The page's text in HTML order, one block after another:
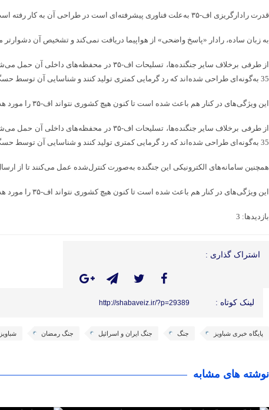
قدرت رادارگریزی اف-۳۵ به‌علت فناوری پیشرفته‌ای است در طراحی آن به کار رفته است؛ شکل این جنگنده به‌گونه‌ای مهندسی شده که امواج رادار را به‌جای بازگشت مستقیم به منبع، در جهات مختلف پراکنده می‌کند.
به زبان ساده، رادار «پاسخ واضحی» از هواپیما دریافت نمی‌کند و تشخیص آن
35 به‌گونه‌ای طراحی شده‌اند که رد گرمایی کمتری تولید کنند و شناسایی آن توسط حسگرهای مادون‌قرمز دشوارتر شود. همچنین سامانه‌های الکترونیکی این جنگنده به‌صورت کنترل‌شده عمل می‌کنند تا از ارسال سیگنال‌های قابل رهگیری جلوگیری شود.
این ویژگی‌های در کنار هم باعث شده است تا کنون هیچ کشوری نتواند اف-۳۵ را مورد هدف قرار دهد و حالا اصابت موشک پدافندی ایران به آن، یک اتفاق تاریخی را رقم زده است.
35 به‌گونه‌ای طراحی شده‌اند که رد گرمایی کمتری تولید کنند و شناسایی آن توسط حسگرهای مادون‌قرمز دشوارتر شود.
همچنین سامانه‌های الکترونیکی این جنگنده به‌صورت کنترل‌شده عمل می‌کنند تا از
این ویژگی‌های در کنار هم باعث شده است تا کنون هیچ کشوری نتواند اف-۳۵ را مورد هدف قرار دهد و حالا اصابت موشک پدافندی ایران به آن، یک اتفاق تاریخی را رقم زده است.
بازدیدها: 3
اشتراک گذاری :
لینک کوتاه : http://shabaveiz.ir/?p=29389
پایگاه خبری شباویز جنگ جنگ ایران و اسرائیل جنگ رمضان شباویز
نوشته های مشابه